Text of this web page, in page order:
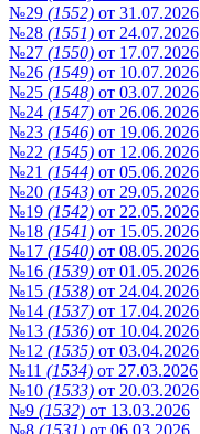
№29 (1552) от 31.07.2026
№28 (1551) от 24.07.2026
№27 (1550) от 17.07.2026
№26 (1549) от 10.07.2026
№25 (1548) от 03.07.2026
№24 (1547) от 26.06.2026
№23 (1546) от 19.06.2026
№22 (1545) от 12.06.2026
№21 (1544) от 05.06.2026
№20 (1543) от 29.05.2026
№19 (1542) от 22.05.2026
№18 (1541) от 15.05.2026
№17 (1540) от 08.05.2026
№16 (1539) от 01.05.2026
№15 (1538) от 24.04.2026
№14 (1537) от 17.04.2026
№13 (1536) от 10.04.2026
№12 (1535) от 03.04.2026
№11 (1534) от 27.03.2026
№10 (1533) от 20.03.2026
№9 (1532) от 13.03.2026
№8 (1531) от 06.03.2026